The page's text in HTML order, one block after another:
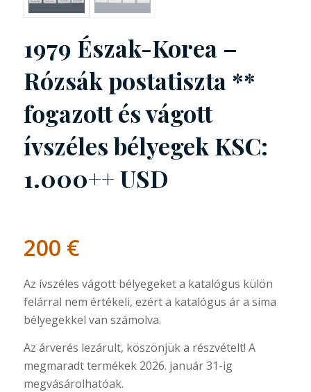
1979 Észak-Korea –
Rózsák postatiszta **
fogazott és vágott
ívszéles bélyegek KSC:
1.000++ USD
200 €
Az ívszéles vágott bélyegeket a katalógus külön
felárral nem értékeli, ezért a katalógus ár a sima
bélyegekkel van számolva.
Az árverés lezárult, köszönjük a részvételt! A
megmaradt termékek 2026. január 31-ig
megvásárolhatóak.